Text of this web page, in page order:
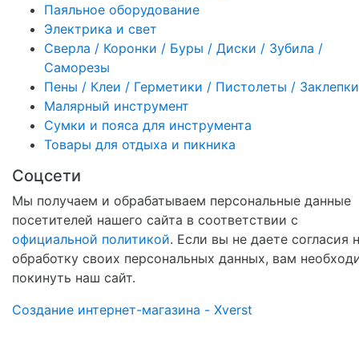
Паяльное оборудование
Электрика и свет
Сверла / Коронки / Буры / Диски / Зубила /
Саморезы
Пены / Клеи / Герметики / Пистолеты / Заклепки
Малярный инструмент
Сумки и пояса для инструмента
Товары для отдыха и пикника
Соцсети
Мы получаем и обрабатываем персональные данные
посетителей нашего сайта в соответствии с
официальной политикой. Если вы не даете согласия
обработку своих персональных данных, вам
покинуть наш сайт.
Создание интернет-магазина - Xverst